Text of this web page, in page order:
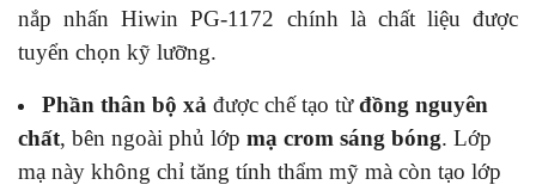
nắp nhấn Hiwin PG-1172 chính là chất liệu được
tuyển chọn kỹ lưỡng.
Phần thân bộ xả được chế tạo từđồng nguyên
chất, bên ngoài phủ lớp mạ crom sáng bóng. Lớp
mạ này không chỉ tăng tính thẩm mỹ mà còn tạo lớp